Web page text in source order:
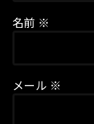
名前 ※
メール ※